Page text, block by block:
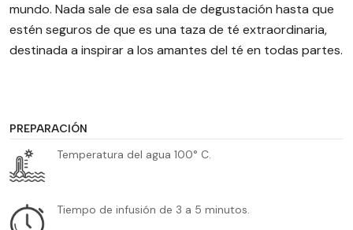
mundo. Nada sale de esa sala de degustación hasta que
estén seguros de que es una taza de té extraordinaria,
destinada a inspirar a los amantes del té en todas partes.
PREPARACIÓN
Temperatura del agua 100° C.
Tiempo de infusión de 3 a 5 minutos.